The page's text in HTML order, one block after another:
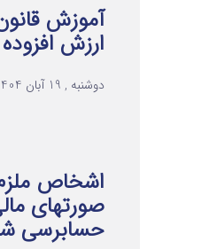
آموزش
ارزش افزوده
دوشنبه , 19 آبان 1404
اشخاص ملزم
صورتهای
حسابرسی شده